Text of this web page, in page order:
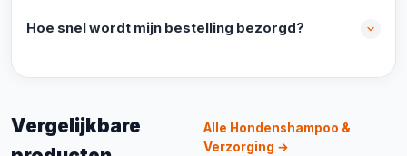
Hoe snel wordt mijn bestelling bezorgd?
Vergelijkbare
Alle Hondenshampoo &
Verzorging →